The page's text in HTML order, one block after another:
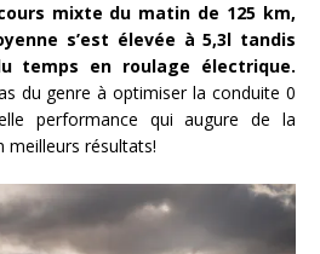
mixte du matin de 125 km,
s’est élevée à 5,3l tandis
temps en roulage électrique.
du genre à optimiser la conduite 0
performance qui augure de la
meilleurs résultats!